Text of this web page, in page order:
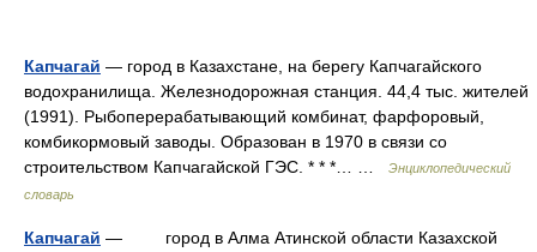
Капчагай — город в Казахстане, на берегу Капчагайского
водохранилища. Железнодорожная станция. 44,4 тыс. жителей
(1991). Рыбоперерабатывающий комбинат, фарфоровый,
комбикормовый заводы. Образован в 1970 в связи со
строительством Капчагайской ГЭС. * * *… …
Энциклопедический
словарь
Капчагай — город в Алма Атинской области Казахской